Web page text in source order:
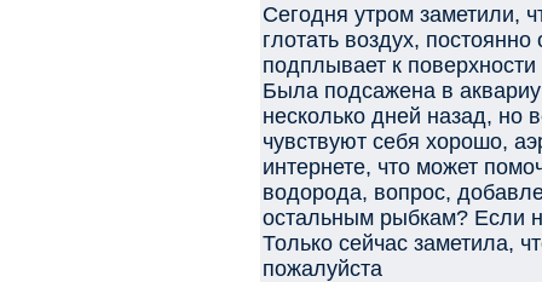
Сегодня утром заметили,
глотать воздух,
подплывает к
Была подсажена в
несколько дней назад, но
чувствуют себя хорошо,
интернете, что может
водорода, вопрос,
остальным рыбкам? Если
Только сейчас заметила,
пожалуйста